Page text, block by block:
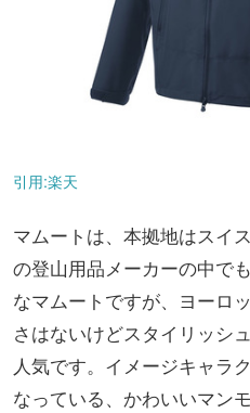
引用:楽天
マムートは、本拠地はスイ
の登山用品メーカーの中で
なマムートですが、ヨーロ
さはないけどスタイリッシ
人気です。イメージキャラ
なっている、かわいいマン